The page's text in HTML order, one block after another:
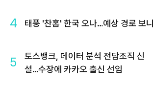
4 태풍 '찬홈' 한국 오나…예상 경로 보니
5
토스뱅크, 데이터 분석 전담조직 신
설…수장에 카카오 출신 선임